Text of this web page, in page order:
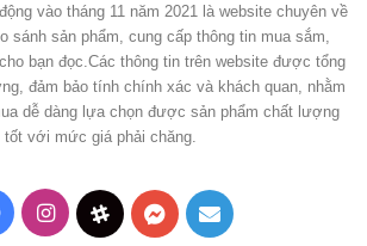
vào tháng 11 năm 2021 là website chuyên về
sánh sản phẩm, cung cấp thông tin mua sắm,
bạn đọc.Các thông tin trên website được tổng
đảm bảo tính chính xác và khách quan, nhằm
dễ dàng lựa chọn được sản phẩm chất lượng
tốt với mức giá phải chăng.
FacebookInstagramThreadsMessenger
Mail